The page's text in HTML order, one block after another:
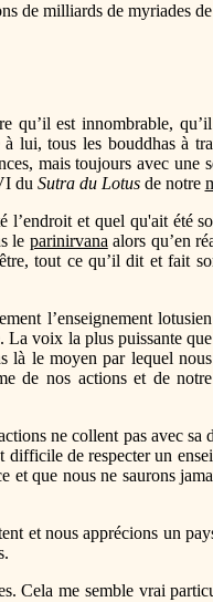
de milliards de myriades de
qu’il est innombrable,
lui, tous les bouddhas à
mais toujours avec une
du Sutra du Lotus de notre
et quel qu'ait été
le parinirvana alors qu’en
tout ce qu’il dit et fait
l’enseignement
voix la plus puissante
le moyen par lequel
de nos actions et de
ne collent pas avec sa
difficile de respecter un
et que nous ne saurons
et nous apprécions un
Cela me semble vrai